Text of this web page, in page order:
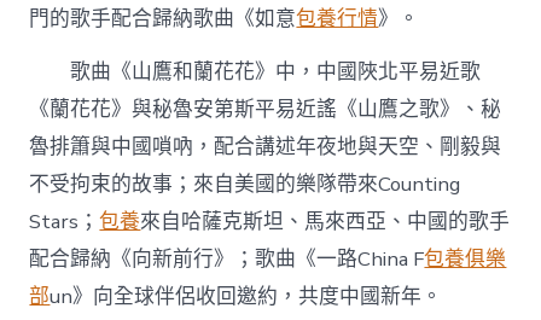
門的歌手配合歸納歌曲《如意包養行情》。
歌曲《山鷹和蘭花花》中，中國陜北平易近歌
《蘭花花》與秘魯安第斯平易近謠《山鷹之歌》、秘
魯排簫與中國嗩吶，配合講述年夜地與天空、剛毅與
不受拘束的故事；來自美國的樂隊帶來Counting
Stars；包養來自哈薩克斯坦、馬來西亞、中國的歌手
配合歸納《向新前行》；歌曲《一路China F包養俱樂
部un》向全球伴侶收回邀約，共度中國新年。